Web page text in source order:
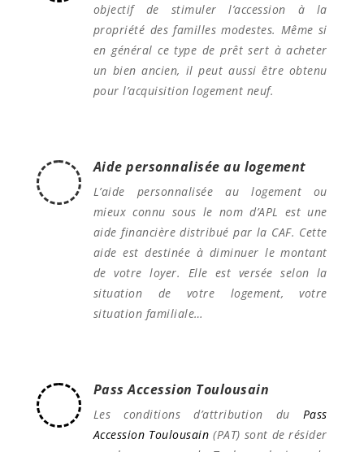
objectif de stimuler l’accession à la
propriété des familles modestes. Même si
en général ce type de prêt sert à acheter
un bien ancien, il peut aussi être obtenu
pour l’acquisition logement neuf.
Aide personnalisée au logement
L’aide personnalisée au logement ou
mieux connu sous le nom d’APL est une
aide financière distribué par la CAF. Cette
aide est destinée à diminuer le montant
de votre loyer. Elle est versée selon la
situation de votre logement, votre
situation familiale…
Pass Accession Toulousain
Les conditions d’attribution du Pass
Accession Toulousain (PAT) sont de résider